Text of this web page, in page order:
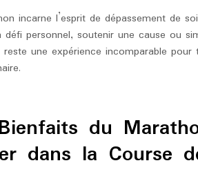
incarne l’esprit de dépassement de
défi personnel, soutenir une cause ou
une expérience incomparable
du
dans la Course